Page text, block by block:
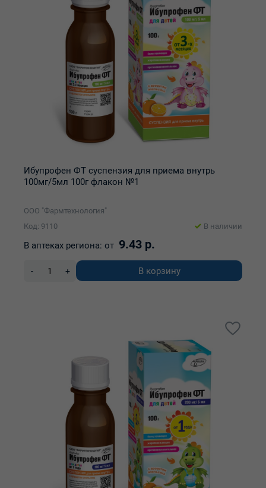
Ибупрофен ФТ суспензия для приема внутрь
100мг/5мл 100г флакон №1
ООО "Фармтехнология"
Код: 9110
В наличии
В аптеках региона: от 9.43 р.
- + В корзину